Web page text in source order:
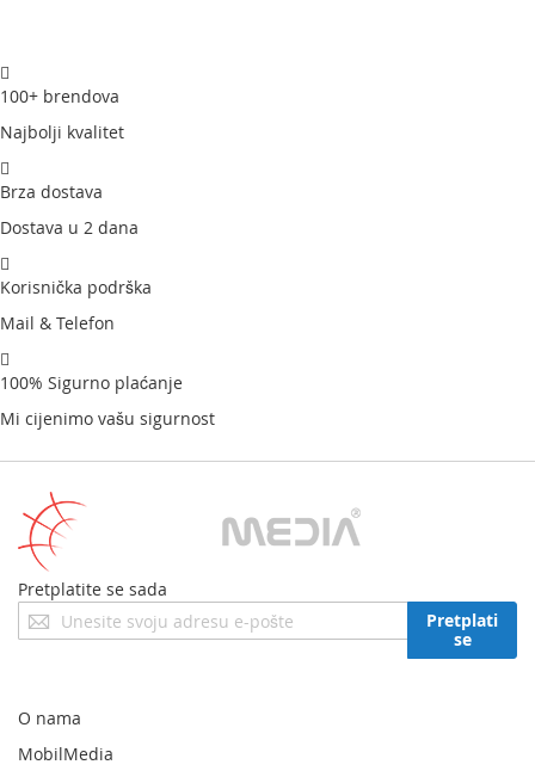
100+ brendova
Najbolji kvalitet
Brza dostava
Dostava u 2 dana
Korisnička podrška
Mail & Telefon
100% Sigurno plaćanje
Mi cijenimo vašu sigurnost
Pretplatite se sada
Prijavite
se
newsletter:
Pretplati
se
O nama
MobilMedia